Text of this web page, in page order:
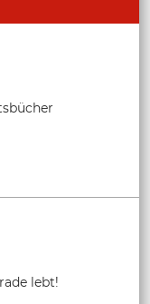
lebt!